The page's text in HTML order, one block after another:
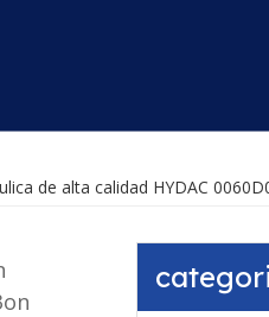
de alta calidad HYDAC